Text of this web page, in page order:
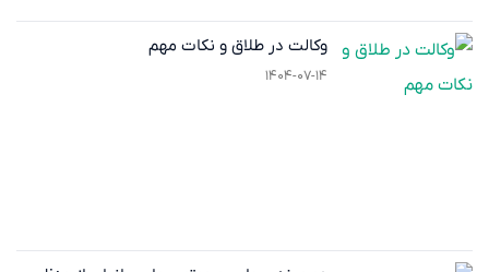
وکالت در طلاق و نکات مهم
۱۴۰۴-۰۷-۱۴